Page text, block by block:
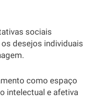
sociais
desejos individuais
como espaço
intelectual e afetiva